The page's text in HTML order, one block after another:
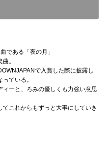
である「夜の月」
。
で入賞した際に披露し
ている。
ーと、ろみの優しくも力強い意思
これからもずっと大事にしていき